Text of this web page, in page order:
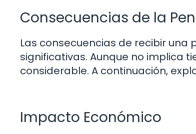
Consecuencias de la
Las consecuencias de recibir
significativas. Aunque no implica
considerable. A continuación,
Impacto Económico